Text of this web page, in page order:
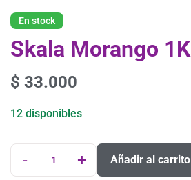
En stock
Skala Morango 1K
$ 33.000
12 disponibles
- + Añadir al carrito